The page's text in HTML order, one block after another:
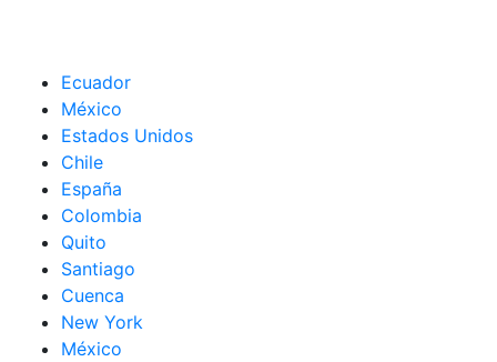
Ecuador
México
Estados Unidos
Chile
España
Colombia
Quito
Santiago
Cuenca
New York
México